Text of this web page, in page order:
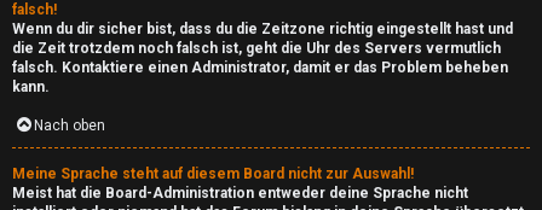
A
k
t
i
falsch!
Wenn du dir sicher bist, dass du die Zeitzone richtig eingestellt hast und
die Zeit trotzdem noch falsch ist, geht die Uhr des Servers vermutlich
falsch. Kontaktiere einen Administrator, damit er das Problem beheben
kann.
Nach oben
Meine Sprache steht auf diesem Board nicht zur Auswahl!
Meist hat die Board-Administration entweder deine Sprache nicht
↳
e
P